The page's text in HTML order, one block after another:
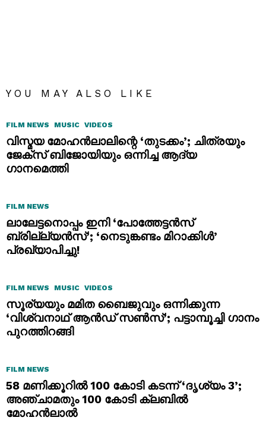
YOU MAY ALSO LIKE
FILM NEWS MUSIC VIDEOS
വിസ്മയ മോഹൻലാലിന്റെ ‘തുടക്കം’; ചിത്രയും
ജേക്സ് ബിജോയിയും ഒന്നിച്ച ആദ്യ
ഗാനമെത്തി
FILM NEWS
ലാലേട്ടനൊപ്പം ഇനി ‘പോത്തേട്ടൻസ്
ബ്രില്ല്യൻസ്’; ‘നെടുങ്കണ്ടം മിറാക്കിൾ’
പ്രഖ്യാപിച്ചു!
FILM NEWS MUSIC VIDEOS
സൂര്യയും മമിത ബൈജുവും ഒന്നിക്കുന്ന
‘വിശ്വനാഥ് ആൻഡ് സൺസ്’; പട്ടാമ്പൂച്ചി ഗാനം
പുറത്തിറങ്ങി
FILM NEWS
58 മണിക്കൂറിൽ 100 കോടി കടന്ന് ‘ദൃശ്യം 3’;
അഞ്ചാമതും 100 കോടി ക്ലബിൽ
മോഹൻലാൽ